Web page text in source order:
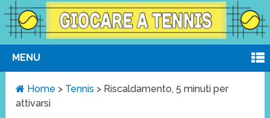
MENU
Home > Tennis > Riscaldamento, 5 minuti per
attivarsi